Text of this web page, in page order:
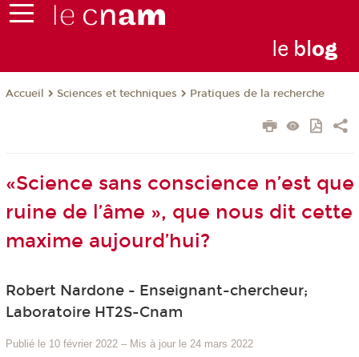
le blog
Accueil Sciences et techniques Pratiques de la recherche
«Science sans conscience n’est que
ruine de l’âme », que nous dit cette
maxime aujourd’hui?
Robert Nardone - Enseignant-chercheur;
Laboratoire HT2S-Cnam
Publié le 10 février 2022 – Mis à jour le 24 mars 2022